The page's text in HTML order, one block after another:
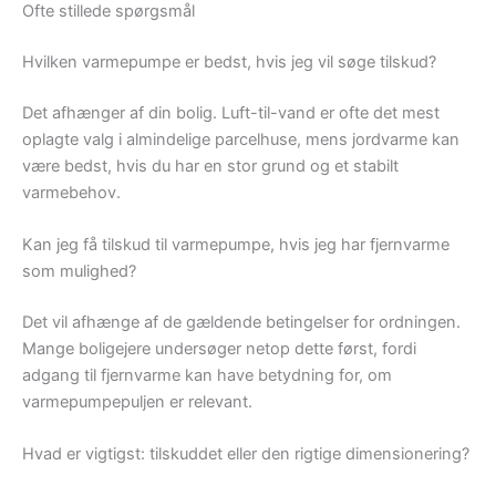
Ofte stillede spørgsmål
Hvilken varmepumpe er bedst, hvis jeg vil søge tilskud?
Det afhænger af din bolig. Luft-til-vand er ofte det mest
oplagte valg i almindelige parcelhuse, mens jordvarme kan
være bedst, hvis du har en stor grund og et stabilt
varmebehov.
Kan jeg få tilskud til varmepumpe, hvis jeg har fjernvarme
som mulighed?
Det vil afhænge af de gældende betingelser for ordningen.
Mange boligejere undersøger netop dette først, fordi
adgang til fjernvarme kan have betydning for, om
varmepumpepuljen er relevant.
Hvad er vigtigst: tilskuddet eller den rigtige dimensionering?